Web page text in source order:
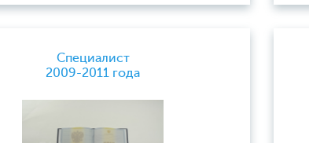
Специалист
2009-2011 года